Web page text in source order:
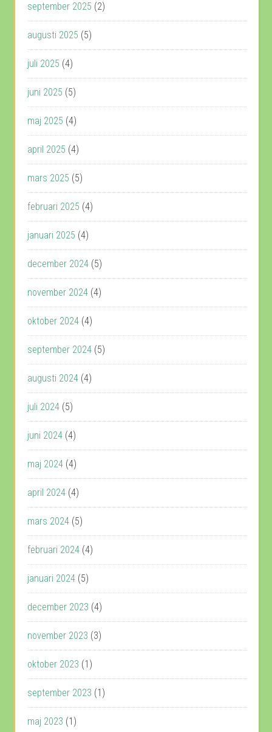
september 2025 (2)
augusti 2025 (5)
juli 2025 (4)
juni 2025 (5)
maj 2025 (4)
april 2025 (4)
mars 2025 (5)
februari 2025 (4)
januari 2025 (4)
december 2024 (5)
november 2024 (4)
oktober 2024 (4)
september 2024 (5)
augusti 2024 (4)
juli 2024 (5)
juni 2024 (4)
maj 2024 (4)
april 2024 (4)
mars 2024 (5)
februari 2024 (4)
januari 2024 (5)
december 2023 (4)
november 2023 (3)
oktober 2023 (1)
september 2023 (1)
maj 2023 (1)